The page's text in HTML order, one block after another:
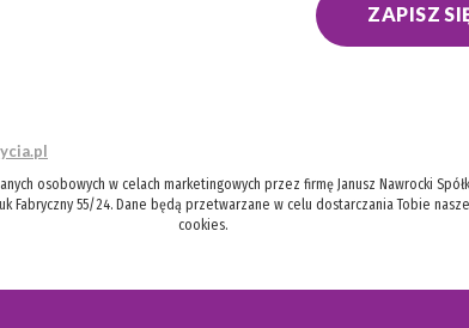
ZAPISZ
osobowych w celach marketingowych przez firmę Janusz Nawrocki
Fabryczny 55/24. Dane będą przetwarzane w celu dostarczania Tobie
cookies.